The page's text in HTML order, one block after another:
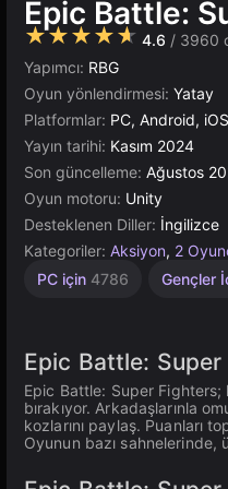
Epic Battle:
★★★★★ 4.6 / 3960
Yapımcı: RBG
Oyun yönlendirmesi: Yatay
Platformlar: PC, Android, iOS
Yayın tarihi: Kasım 2024
Son güncelleme: Ağustos
Oyun motoru: Unity
Desteklenen Diller: İngilizce
Kategoriler: Aksiyon, 2
PC için 4786 Gençler
Araba
Dövüş
Kılıç
Çeviklik
Masaüstü
Bağımsız
Unity
Epic Battle:
Epic Battle: Super Fighters;
bırakıyor. Arkadaşlarınla
kozlarını paylaş. Puanları
Oyunun bazı